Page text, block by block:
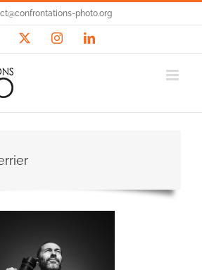
photo.org
Facebook InstagramLinkedIn